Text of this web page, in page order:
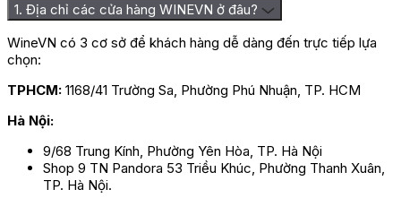
1. Địa chỉ các cửa hàng WINEVN ở đâu?
WineVN có 3 cơ sở để khách hàng dễ dàng đến trực tiếp lựa
chọn:
TPHCM: 1168/41 Trường Sa, Phường Phú Nhuận, TP. HCM
Hà Nội:
9/68 Trung Kính, Phường Yên Hòa, TP. Hà Nội
Shop 9 TN Pandora 53 Triều Khúc, Phường Thanh Xuân,
TP. Hà Nội.